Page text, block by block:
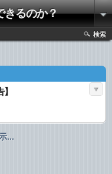
きるのか？
検索
...